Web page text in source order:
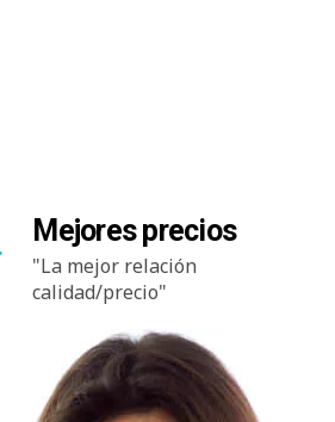
Mejores precios
"La mejor relación
calidad/precio"